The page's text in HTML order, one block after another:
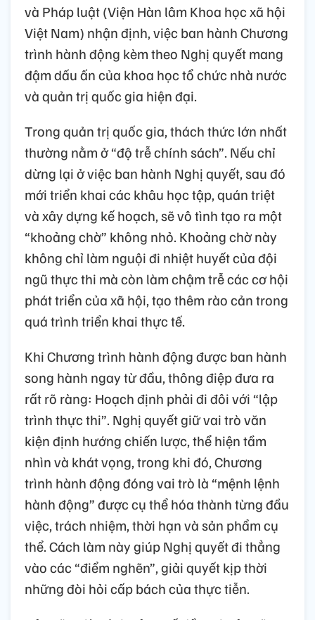
và Pháp luật (Viện Hàn lâm Khoa học xã hội
Việt Nam) nhận định, việc ban hành Chương
trình hành động kèm theo Nghị quyết mang
đậm dấu ấn của khoa học tổ chức nhà nước
và quản trị quốc gia hiện đại.
Trong quản trị quốc gia, thách thức lớn nhất
thường nằm ở “độ trễ chính sách”. Nếu chỉ
dừng lại ở việc ban hành Nghị quyết, sau đó
mới triển khai các khâu học tập, quán triệt
và xây dựng kế hoạch, sẽ vô tình tạo ra một
“khoảng chờ” không nhỏ. Khoảng chờ này
không chỉ làm nguội đi nhiệt huyết của đội
ngũ thực thi mà còn làm chậm trễ các cơ hội
phát triển của xã hội, tạo thêm rào cản trong
quá trình triển khai thực tế.
Khi Chương trình hành động được ban hành
song hành ngay từ đầu, thông điệp đưa ra
rất rõ ràng: Hoạch định phải đi đôi với “lập
trình thực thi”. Nghị quyết giữ vai trò văn
kiện định hướng chiến lược, thể hiện tầm
nhìn và khát vọng, trong khi đó, Chương
trình hành động đóng vai trò là “mệnh lệnh
hành động” được cụ thể hóa thành từng đầu
việc, trách nhiệm, thời hạn và sản phẩm cụ
thể. Cách làm này giúp Nghị quyết đi thẳng
vào các “điểm nghẽn”, giải quyết kịp thời
những đòi hỏi cấp bách của thực tiễn.